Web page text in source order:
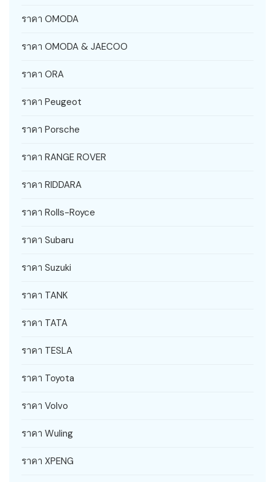
ราคา OMODA
ราคา OMODA & JAECOO
ราคา ORA
ราคา Peugeot
ราคา Porsche
ราคา RANGE ROVER
ราคา RIDDARA
ราคา Rolls-Royce
ราคา Subaru
ราคา Suzuki
ราคา TANK
ราคา TATA
ราคา TESLA
ราคา Toyota
ราคา Volvo
ราคา Wuling
ราคา XPENG